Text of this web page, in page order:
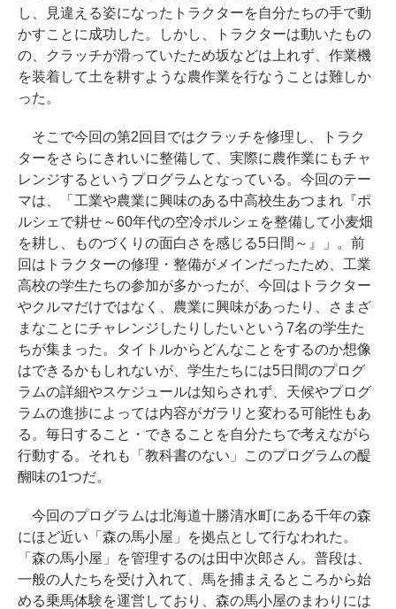
し、見違える姿になったトラクターを自分たちの手で動
かすことに成功した。しかし、トラクターは動いたもの
の、クラッチが滑っていたため坂などは上れず、作業機
を装着して土を耕すような農作業を行なうことは難しか
った。
そこで今回の第2回目ではクラッチを修理し、トラク
ターをさらにきれいに整備して、実際に農作業にもチャ
レンジするというプログラムとなっている。今回のテー
マは、「工業や農業に興味のある中高校生あつまれ『ポ
ルシェで耕せ～60年代の空冷ポルシェを整備して小麦畑
を耕し、ものづくりの面白さを感じる5日間～』」。前
回はトラクターの修理・整備がメインだったため、工業
高校の学生たちの参加が多かったが、今回はトラクター
やクルマだけではなく、農業に興味があったり、さまざ
まなことにチャレンジしたりしたいという7名の学生た
ちが集まった。タイトルからどんなことをするのか想像
はできるかもしれないが、学生たちには5日間のプログ
ラムの詳細やスケジュールは知らされず、天候やプログ
ラムの進捗によっては内容がガラリと変わる可能性もあ
る。毎日すること・できることを自分たちで考えながら
行動する。それも「教科書のない」このプログラムの醍
醐味の1つだ。
今回のプログラムは北海道十勝清水町にある千年の森
にほど近い「森の馬小屋」を拠点として行なわれた。
「森の馬小屋」を管理するのは田中次郎さん。普段は、
一般の人たちを受け入れて、馬を捕まえるところから始
める乗馬体験を運営しており、森の馬小屋のまわりには